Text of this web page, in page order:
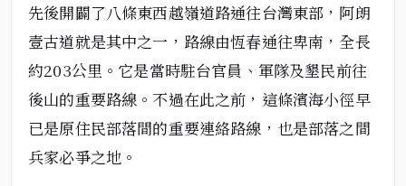
先後開闢了八條東西越嶺道路通往台灣東部，阿朗
壹古道就是其中之一，路線由恆春通往卑南，全長
約203公里 。它是當時駐台官員、軍隊及墾民前往
後山的重要路線。不過在此之前，這條濱海小徑早
已是原住民部落間的重要連絡路線，也是部落之間
兵家必爭之地。